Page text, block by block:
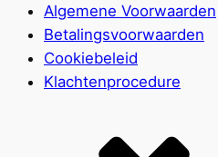
Algemene Voorwaarden
Betalingsvoorwaarden
Cookiebeleid
Klachtenprocedure